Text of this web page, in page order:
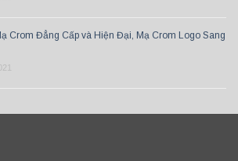
Crom Đẳng Cấp và Hiện Đại, Mạ Crom Logo Sang